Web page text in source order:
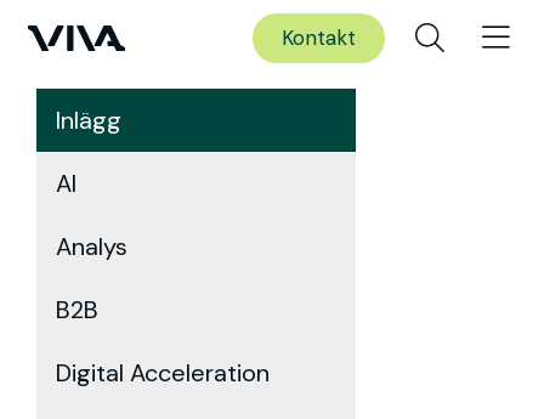
Kontakt
Inlägg
AI
Analys
B2B
Digital Acceleration